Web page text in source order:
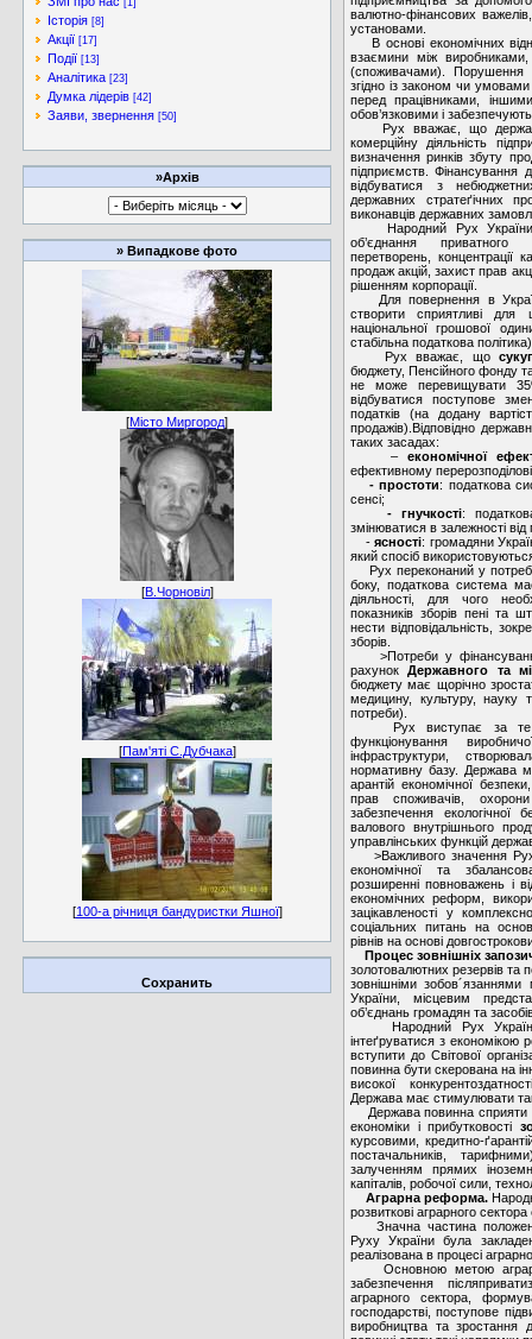
[1]
Історія [8]
Акції [17]
Події [13]
Аналітика [23]
Думка лідерів [42]
Заяви, звернення [50]
»Архів
» Випадкове фото
[Місто Миргород]
[В.Чорновіл]
[Пам'яті С.Дубчака]
[100-а річниця бандуристки Яшної]
Сохранить
валютно-фінансових
установами.
В основі економічних
взаємини між
(споживачами). Порушення
згідно із законом чи
перед працівниками,
обов’язковими і
Рух вважає, що держава
комерційну діяльність
визначення ринків збуту
підприємств. Фінансування
відбуватися з
державних стратеґічних
виконавців державних
Народний Рух України
об’єднання приватного
перетворень, концентрації
продаж акцій, захист прав
рішенням корпорації.
Для повернення в
створити сприятливі для
національної грошової
стабільна податкова
Рух вважає, що
бюджету, Пенсійного фонду
не може перевищувати
відбуватися поступове
податків (на додану
продажів).Відповідно
таких засадах:
– економічної
ефективному
- простоти: податкова
сенсі;
- гнучкості:
змінюватися в залежності
-ясності: громадяни
який спосіб
Рух переконаний у потребі
боку, податкова система
діяльності, для чого
показників зборів пені та
нести відповідальність,
зборів.
>Потреби у
рахунокДержавного та
бюджету має щорічно
медицину, культуру, науку
потреби).
Рух виступає за те,
функціонування
інфраструктури,
нормативну базу. Держава
арантій економічної
прав споживачів,
забезпечення екологічної
валового внутрішнього
управлінських функцій
>Важливого значення Рух
економічної та
розширенні повноважень і
економічних реформ,
зацікавленості у
соціальних питань на
рівнів на основі
Процес зовнішніх
золотовалютних резервів та
зовнішніми
України, місцевим
об’єднань громадян та
Народний Рух України
інтеґруватися з економікою
вступити до Світової
повинна бути скерована на
високої
Держава має стимулювати
Держава повинна сприяти
економіки і прибутковості
курсовими, кредитно-
постачальників,
залученням прямих
капіталів, робочої сили,
Аграрна реформа.
розвиткові аграрного сектора
Значна частина положень
Руху України була
реалізована в процесі
Основною метою
забезпечення
аграрного сектора,
господарстві, поступове
виробництва та зростання